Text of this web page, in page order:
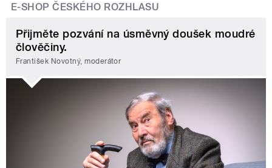
E-SHOP ČESKÉHO ROZHLASU
Přijměte pozvání na úsměvný doušek moudré
člověčiny.
František Novotný, moderátor